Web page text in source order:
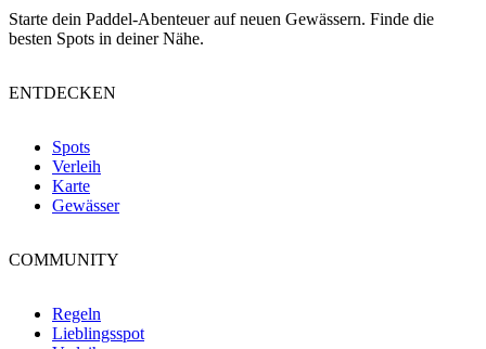
Starte dein Paddel-Abenteuer auf neuen Gewässern. Finde die
besten Spots in deiner Nähe.
ENTDECKEN
Spots
Verleih
Karte
Gewässer
COMMUNITY
Regeln
Lieblingsspot